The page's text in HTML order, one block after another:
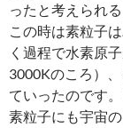
ったと考えられ
この時は素粒子
く過程で水素原
3000Kのころ）
ていったのです
素粒子にも宇宙